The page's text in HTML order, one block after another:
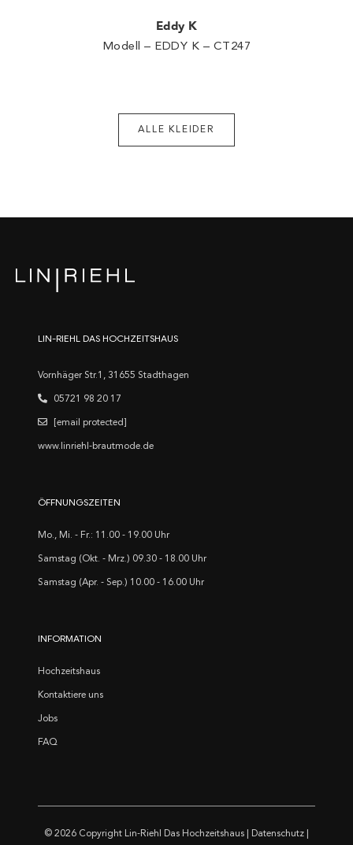
Eddy K
Modell – EDDY K – CT247
ALLE KLEIDER
LIN-RIEHL DAS HOCHZEITSHAUS
Vornhäger Str.1, 31655 Stadthagen
05721 98 20 17
[email protected]
www.linriehl-brautmode.de
ÖFFNUNGSZEITEN
Mo., Mi. - Fr.: 11.00 - 19.00 Uhr
Samstag (Okt. - Mrz.) 09.30 - 18.00 Uhr
Samstag (Apr. - Sep.) 10.00 - 16.00 Uhr
INFORMATION
Hochzeitshaus
Kontaktiere uns
Jobs
FAQ
© 2026 Copyright Lin-Riehl Das Hochzeitshaus Datenschutz